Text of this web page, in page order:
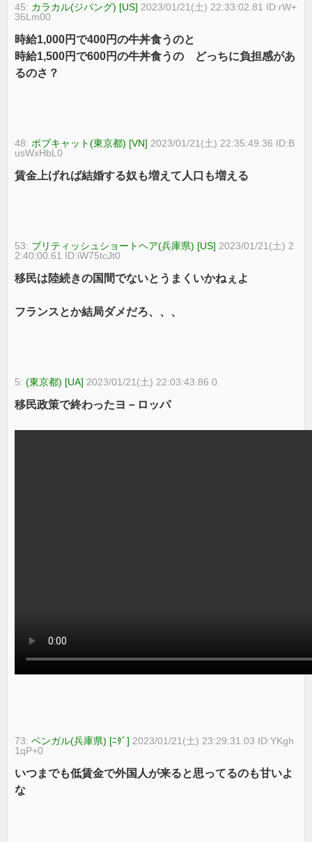
45: カラカル(ジパング) [US] 2023/01/21(土) 22:33:02.81 ID:rW+
36Lm00
時給1,000円で400円の牛丼食うのと
時給1,500円で600円の牛丼食うの どっちに負担感があ
るのさ？
48: ボブキャット(東京都) [VN] 2023/01/21(土) 22:35:49.36 ID:B
usWxHbL0
賃金上げれば結婚する奴も増えて人口も増える
53: ブリティッシュショートヘア(兵庫県) [US] 2023/01/21(土) 2
2:40:00.61 ID:iW75tcJt0
移民は陸続きの国間でないとうまくいかねぇよ
フランスとか結局ダメだろ、、、
5:(東京都) [UA] 2023/01/21(土) 22:03:43.86 0
移民政策で終わったヨ－ロッパ
73:ベンガル(兵庫県) [ﾆﾀﾞ] 2023/01/21(土) 23:29:31.03 ID:YKgh
1qP+0
いつまでも低賃金で外国人が来ると思ってるのも甘いよ
な